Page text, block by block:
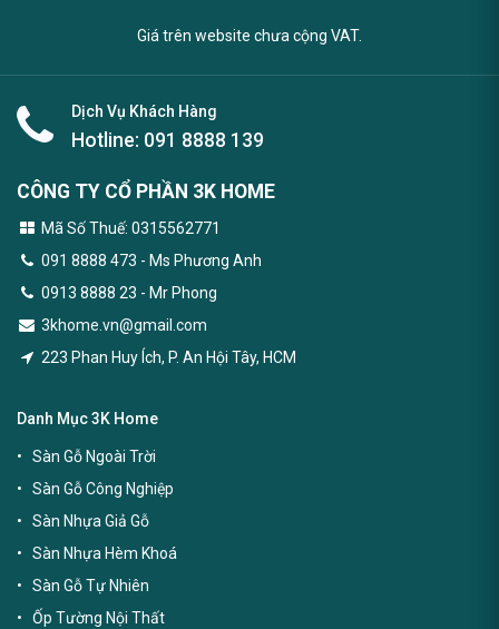
Giá trên website chưa cộng VAT.
Dịch Vụ Khách Hàng
Hotline: 091 8888 139
CÔNG TY CỔ PHẦN 3K HOME
Mã Số Thuế: 0315562771
091 8888 473 - Ms Phương Anh
0913 8888 23 - Mr Phong
3khome.vn@gmail.com
223 Phan Huy Ích, P. An Hội Tây, HCM
Danh Mục 3K Home
Sàn Gỗ Ngoài Trời
Sàn Gỗ Công Nghiệp
Sàn Nhựa Giả Gỗ
Sàn Nhựa Hèm Khoá
Sàn Gỗ Tự Nhiên
Ốp Tường Nội Thất